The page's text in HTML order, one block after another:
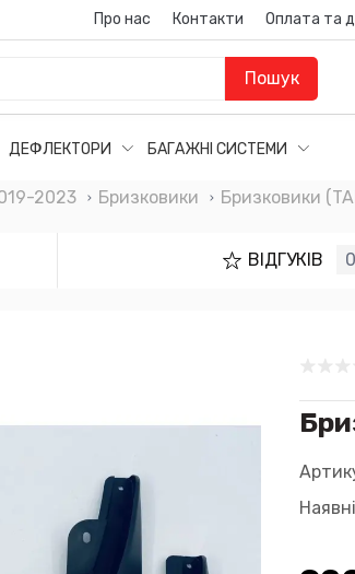
Про нас Контакти Оплата та
Пошук
ДЕФЛЕКТОРИ БАГАЖНІ СИСТЕМИ
2023 Бризковики Бризковики
ВІДГУКІВ 0